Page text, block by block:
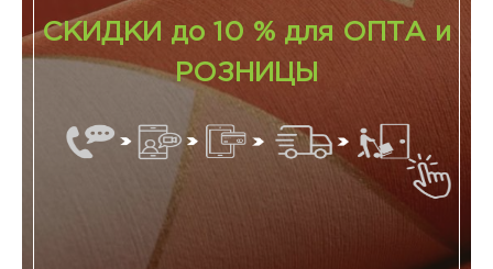
СКИДКИ до 10 % для ОПТА и
РОЗНИЦЫ